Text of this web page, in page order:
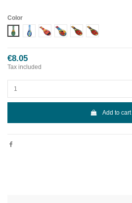
Color
Diseño 1Diseño 2Diseño 3Diseño 4Diseño 5Diseño 6
€8.05
Tax included
Add to cart